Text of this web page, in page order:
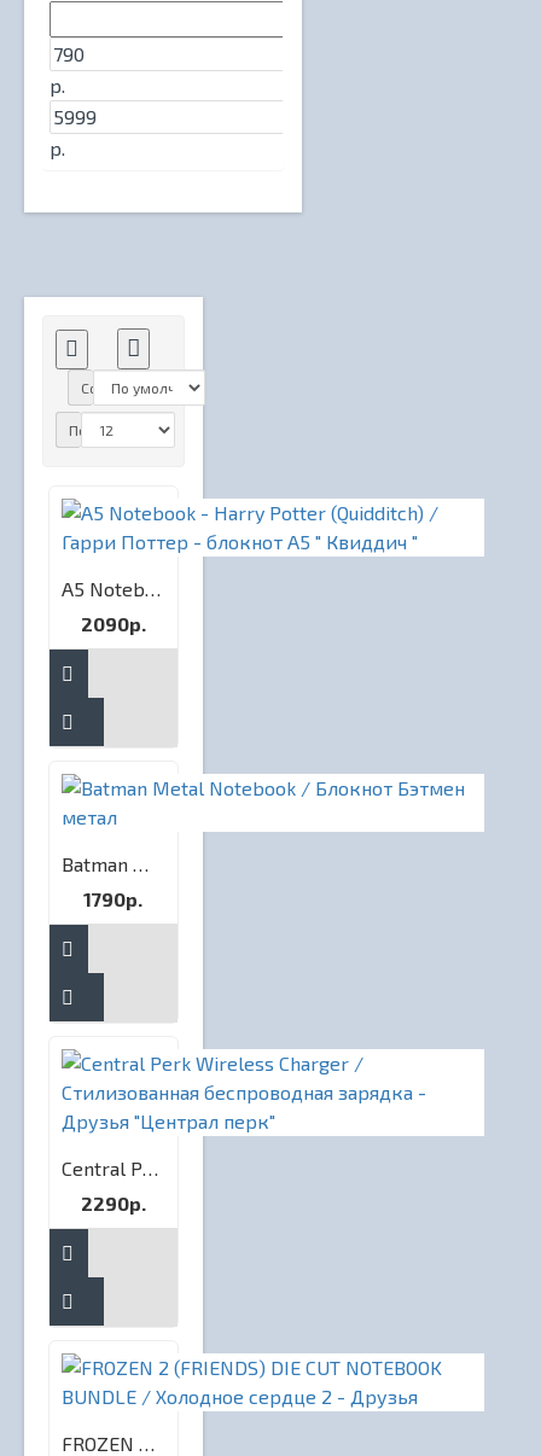
р.
р.
Сортировка:
Показать:
A5 Notebook - Harry Potter (Quidditch) / Гарри Поттер - блокнот А5 " Квиддич "
2090р.
Batman Metal Notebook / Блокнот Бэтмен метал
1790р.
Central Perk Wireless Charger / Стилизованная беспроводная зарядка - Друзья "Централ перк"
2290р.
FROZEN 2 (FRIENDS) DIE CUT NOTEBOOK BUNDLE / Холодное сердце 2 - Друзья